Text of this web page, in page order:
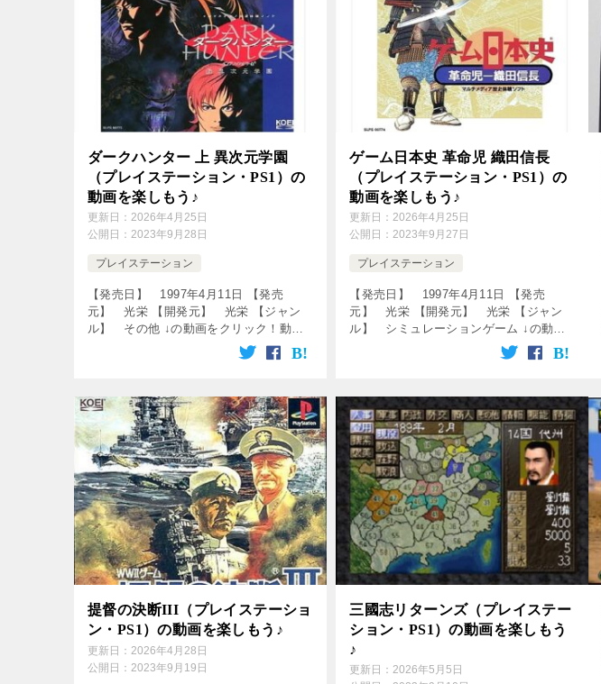
ダークハンター 上 異次元学園
（プレイステーション・PS1）の
動画を楽しもう♪
更新日： 2026年4月25日
公開日： 2023年9月28日
プレイステーション
【発売日】 1997年4月11日 【発売
元】 光栄 【開発元】 光栄 【ジャン
ル】 その他 ↓の動画をクリック！動画
service=”rakuten” keywor […]
ゲーム日本史 革命児 織田信長
（プレイステーション・PS1）の
動画を楽しもう♪
更新日： 2026年4月25日
公開日： 2023年9月27日
プレイステーション
【発売日】 1997年4月11日 【発売
元】 光栄 【開発元】 光栄 【ジャン
ル】 シミュレーションゲーム ↓の動画
をクリック！動画を楽しめます♪ [csshop
提督の決断III（プレイステーショ
ン・PS1）の動画を楽しもう♪
更新日： 2026年4月28日
公開日： 2023年9月19日
三國志リターンズ（プレイステー
ション・PS1）の動画を楽しもう
♪
更新日：2026年5月5日